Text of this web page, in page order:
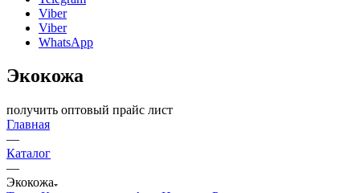
Viber
Viber
WhatsApp
Экокожа
получить оптовый прайс лист
Главная
—
Каталог
—
Экокожа